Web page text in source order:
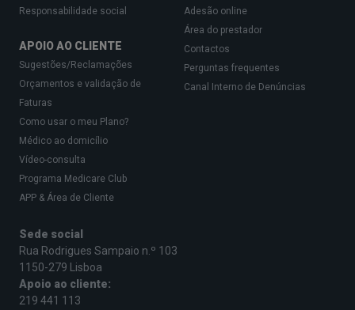
Responsabilidade social
APOIO AO CLIENTE
Sugestões/Reclamações
Orçamentos e validação de
Faturas
Como usar o meu Plano?
Médico ao domicílio
Vídeo-consulta
Programa Medicare Club
APP & Área de Cliente
Adesão online
Área do prestador
Contactos
Perguntas frequentes
Canal Interno de Denúncias
Sede social
Rua Rodrigues Sampaio n.º 103
1150-279 Lisboa
Apoio ao cliente:
219 441 113